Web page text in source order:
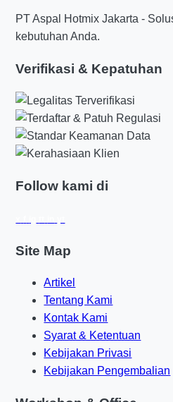
PT Aspal Hotmix Jakarta -
kebutuhan Anda.
Verifikasi & Kepatuhan
Follow kami di
Site Map
Artikel
Tentang Kami
Kontak Kami
Syarat & Ketentuan
Kebijakan Privasi
Kebijakan Pengembalian